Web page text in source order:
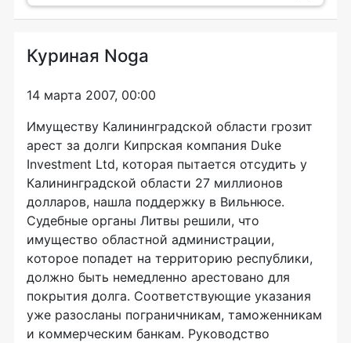
Куриная Noga
14 марта 2007, 00:00
Имуществу Калининградской области грозит
арест за долги Кипрская компания Duke
Investment Ltd, которая пытается отсудить у
Калининградской области 27 миллионов
долларов, нашла поддержку в Вильнюсе.
Судебные органы Литвы решили, что
имущество областной администрации,
которое попадет на территорию республики,
должно быть немедленно арестовано для
покрытия долга. Соответствующие указания
уже разосланы пограничникам, таможенникам
и коммерческим банкам. Руководство